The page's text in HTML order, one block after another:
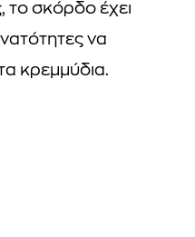
το σκόρδο έχει
να
κρεμμύδια.